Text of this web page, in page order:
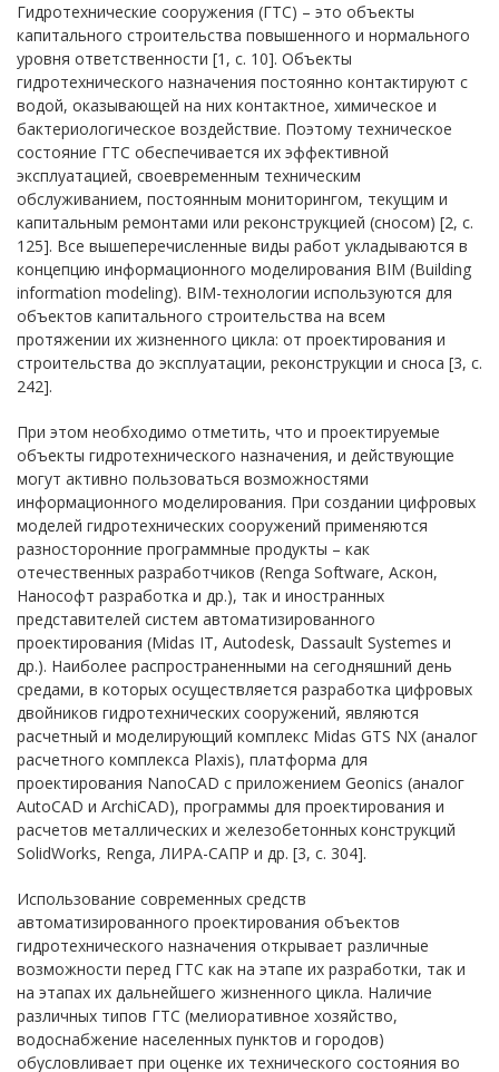
Гидротехнические сооружения (ГТС) – это объекты
капитального строительства повышенного и нормального
уровня ответственности [1, с. 10]. Объекты
гидротехнического назначения постоянно контактируют с
водой, оказывающей на них контактное, химическое и
бактериологическое воздействие. Поэтому техническое
состояние ГТС обеспечивается их эффективной
эксплуатацией, своевременным техническим
обслуживанием, постоянным мониторингом, текущим и
капитальным ремонтами или реконструкцией (сносом) [2, с.
125]. Все вышеперечисленные виды работ укладываются в
концепцию информационного моделирования BIM (Building
information modeling). BIM-технологии используются для
объектов капитального строительства на всем
протяжении их жизненного цикла: от проектирования и
строительства до эксплуатации, реконструкции и сноса [3, с.
242].
При этом необходимо отметить, что и проектируемые
объекты гидротехнического назначения, и действующие
могут активно пользоваться возможностями
информационного моделирования. При создании цифровых
моделей гидротехнических сооружений применяются
разносторонние программные продукты – как
отечественных разработчиков (Renga Software, Аскон,
Нанософт разработка и др.), так и иностранных
представителей систем автоматизированного
проектирования (Midas IT, Autodesk, Dassault Systemes и
др.). Наиболее распространенными на сегодняшний день
средами, в которых осуществляется разработка цифровых
двойников гидротехнических сооружений, являются
расчетный и моделирующий комплекс Midas GTS NX (аналог
расчетного комплекса Plaxis), платформа для
проектирования NanoCAD с приложением Geonics (аналог
AutoCAD и ArchiCAD), программы для проектирования и
расчетов металлических и железобетонных конструкций
SolidWorks, Renga, ЛИРА-САПР и др. [3, с. 304].
Использование современных средств
автоматизированного проектирования объектов
гидротехнического назначения открывает различные
возможности перед ГТС как на этапе их разработки, так и
на этапах их дальнейшего жизненного цикла. Наличие
различных типов ГТС (мелиоративное хозяйство,
водоснабжение населенных пунктов и городов)
обусловливает при оценке их технического состояния во